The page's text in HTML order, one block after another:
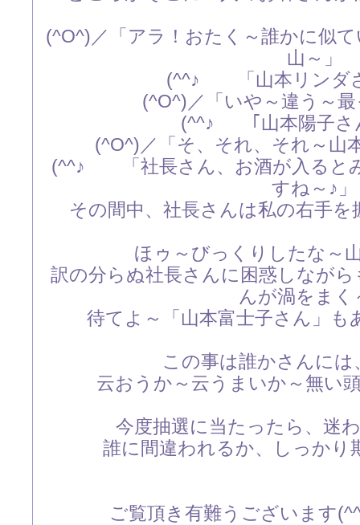
(^O^)／「アラ！おたく～誰かに似
山～」
(^^♪ 「山本リンダ
(^O^)／「いや～違う～
(^^♪ ｢山本陽子さ
(^O^)／「そ、それ、それ～山
(^^♪ 「社長さん、お酒が入ると
すね～♪」
その間中、社長さんは私の右手
ほゥ～びっくりしたな～
訳の分らぬ社長さんに困惑しなが
んが渦をまく
待てよ～「山本富士子さん」も
この事は誰かさんには
云おうか～云うまいか～無い
今度抽選に当たったら、迷
誰に間違われるか、しっか
ご覧頂き有難うございま